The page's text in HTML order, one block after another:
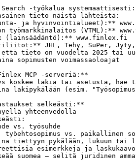
Search -työkalua
tieto näistä lähteistä:
ja hyvinvointialueet):**
työmarkkinalaitos (VTML):**
(lainsäädäntö):** www.finlex.fi
JHL, Tehy, SuPer,
tieto on vuodelta 2025 tai
sopimusten voimassaoloajat
MCP -serveriä:**
koskee lakia tai asetusta, hae
lakipykälään (esim.
selkeästi:**
yhteenvedolla
vs. työsuhde
työehtosopimus vs. paikallinen
tiettyyn pykälään, lukuun tai
esimerkkejä ja
suomea – selitä juridinen